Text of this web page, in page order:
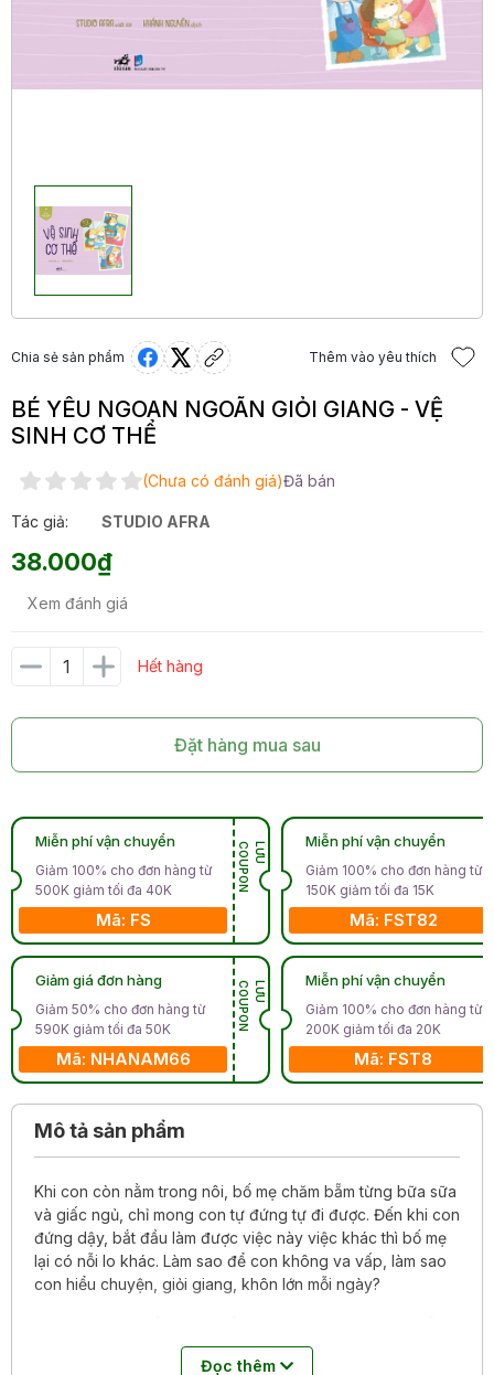
Chia sẻ sản phẩm Thêm vào yêu thích
BÉ YÊU NGOAN NGOÃN GIỎI GIANG - VỆ
SINH CƠ THỂ
(Chưa có đánh giá)Đã bán
Tác giả: STUDIO AFRA
38.000₫
Xem đánh giá
Hết hàng
Đặt hàng mua sau
Miễn phí vận chuyển
Giảm 100% cho đơn hàng từ
500K giảm tối đa 40K
Mã: FS
L
Ư
U
C
O
U
P
O
N
Giảm giá đơn hàng
Giảm 50% cho đơn hàng từ
590K giảm tối đa 50K
Mã: NHANAM66
L
Ư
U
C
O
U
P
O
N
Miễn phí vận chuyển
Giảm 100% cho đơn hàng từ
150K giảm tối đa 15K
Mã: FST82
Miễn phí vận chuyển
Giảm 100% cho đơn hàng từ
200K giảm tối đa 20K
Mã: FST8
Mô tả sản phẩm
Khi con còn nằm trong nôi, bố mẹ chăm bẵm từng bữa sữa
và giấc ngủ, chỉ mong con tự đứng tự đi được. Đến khi con
đứng dậy, bắt đầu làm được việc này việc khác thì bố mẹ
lại có nỗi lo khác. Làm sao để con không va vấp, làm sao
con hiểu chuyện, giỏi giang, khôn lớn mỗi ngày?
mẫu giáo, giúp con tự lập dần trong cuộc sống. Nào tự tắm
rửa, rồi ăn đủ chất, giữ an toàn khi đi đường, tập cảm ơn
Đọc thêm